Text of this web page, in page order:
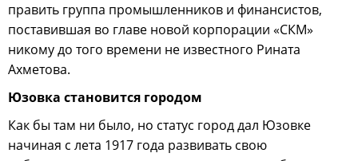
править группа промышленников и финансистов,
поставившая во главе новой корпорации «СКМ»
никому до того времени не известного Рината
Ахметова.
Юзовка становится городом
Как бы там ни было, но статус город дал Юзовке
начиная с лета 1917 года развивать свою